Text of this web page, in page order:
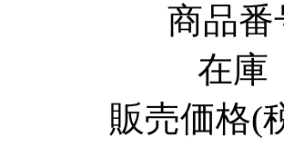
商品番
在
販売価格(